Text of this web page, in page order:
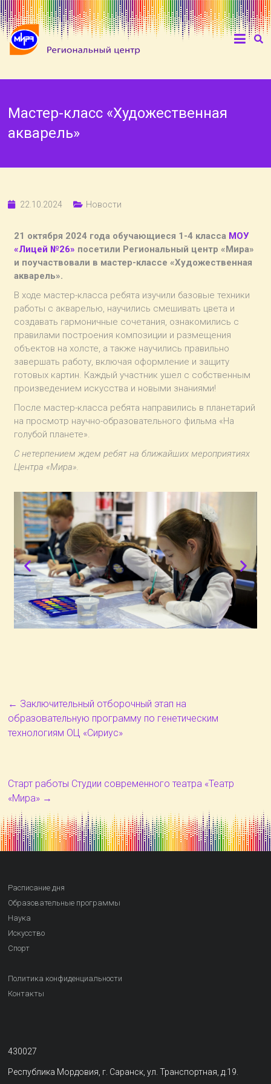
Мастер-класс «Художественная
акварель»
22.10.2024 Новости
21 октября 2024 года обучающиеся 1-4 класса МОУ
«Лицей №26» посетили Региональный центр «Мира»
и поучаствовали в мастер-классе «Художественная
акварель».
В ходе мастер-класса ребята изучили базовые техники
работы с акварелью, научились смешивать цвета и
создавать гармоничные сочетания, ознакомились с
правилами построения композиции и размещения
объектов на холсте, а также научились правильно
завершать работу, включая оформление и защиту
готовых картин. Каждый участник ушел с собственным
произведением искусства и новыми знаниями!
После мастер-класса ребята направились в планетарий
на просмотр научно-образовательного фильма «На
голубой планете».
С нетерпением ждем ребят на ближайших мероприятиях
Центра «Мира».
← Заключительный отборочный этап на
образовательную программу по генетическим
технологиям ОЦ «Сириус»
Старт работы Студии современного театра «Театр
«Мира» →
Расписание дня
Образовательные программы
Наука
Искусство
Спорт
Политика конфиденциальности
Контакты
430027
Республика Мордовия, г. Саранск, ул. Транспортная, д.19.